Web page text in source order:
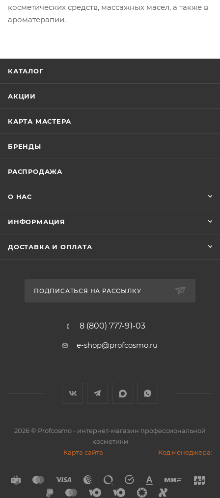
косметических средств, массажных масел, а также в
ароматерапии.
КАТАЛОГ
АКЦИИ
КАРТА МАСТЕРА
БРЕНДЫ
РАСПРОДАЖА
О НАС
ИНФОРМАЦИЯ
ДОСТАВКА И ОПЛАТА
ПОДПИСАТЬСЯ НА РАССЫЛКУ
8 (800) 777-91-03
e-shop@profcosmo.ru
2026© Profcosmo - интернет-магазин профессиональной
косметики
Карта сайта
Код менеджера: